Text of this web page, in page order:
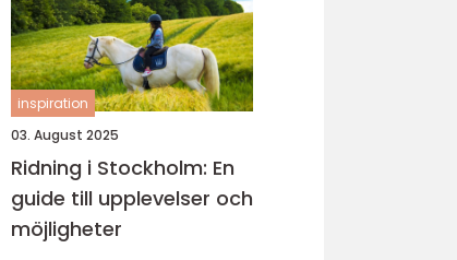
inspiration
03. August 2025
Ridning i Stockholm: En
guide till upplevelser och
möjligheter